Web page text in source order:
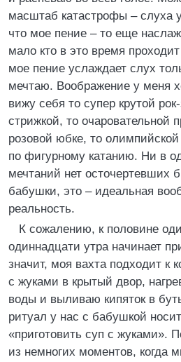
масштаб катастрофы – слуха
что мое пение – то еще
мало кто в это время
мое пение услаждает слух
мечтаю. Воображение у меня
вижу себя то супер крутой
стрижкой, то очаровательной
розовой юбке, то
по фигурному катанию. Ни в
мечтаний нет осточертевших
бабушки, это – идеальная
реальность.
К сожалению, к половине
одиннадцати утра начинает
значит, моя вахта подходит к
с жуками в крытый двор,
воды и выливаю кипяток в
ритуал у нас с бабушкой
«приготовить суп с жуками».
из немногих моментов, когда